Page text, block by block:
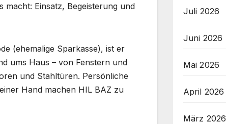
macht: Einsatz, Begeisterung und
(ehemalige Sparkasse), ist er
ums Haus – von Fenstern und
und Stahltüren. Persönliche
Hand machen HIL BAZ zu
Juli 2026
Juni 2026
Mai 2026
April 2026
März 2026